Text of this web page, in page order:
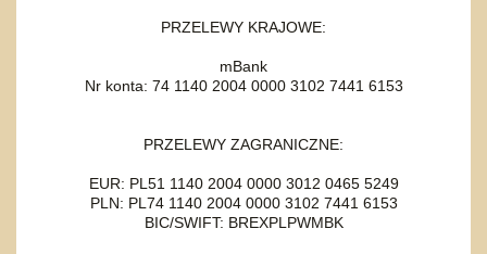
PRZELEWY KRAJOWE:
mBank
Nr konta: 74 1140 2004 0000 3102 7441 6153
PRZELEWY ZAGRANICZNE:
EUR: PL51 1140 2004 0000 3012 0465 5249
PLN: PL74 1140 2004 0000 3102 7441 6153
BIC/SWIFT: BREXPLPWMBK